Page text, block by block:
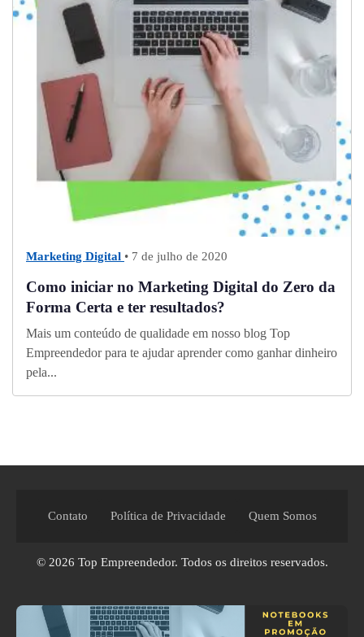
Marketing Digital • 7 de julho de 2020
Como iniciar no Marketing Digital do Zero da
Forma Certa e ter resultados?
Mais um conteúdo de qualidade em nosso blog Top
Empreendedor para te ajudar aprender como ganhar dinheiro
pela...
Contato Política de Privacidade Quem Somos
© 2026 Top Empreendedor. Todos os direitos reservados.